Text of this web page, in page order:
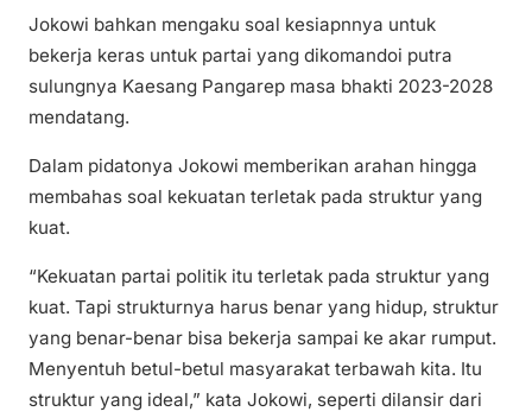
Jokowi bahkan mengaku soal kesiapnnya untuk
bekerja keras untuk partai yang dikomandoi putra
sulungnya Kaesang Pangarep masa bhakti 2023-2028
mendatang.
Dalam pidatonya Jokowi memberikan arahan hingga
membahas soal kekuatan terletak pada struktur yang
kuat.
“Kekuatan partai politik itu terletak pada struktur yang
kuat. Tapi strukturnya harus benar yang hidup, struktur
yang benar-benar bisa bekerja sampai ke akar rumput.
Menyentuh betul-betul masyarakat terbawah kita. Itu
struktur yang ideal,” kata Jokowi, seperti dilansir dari